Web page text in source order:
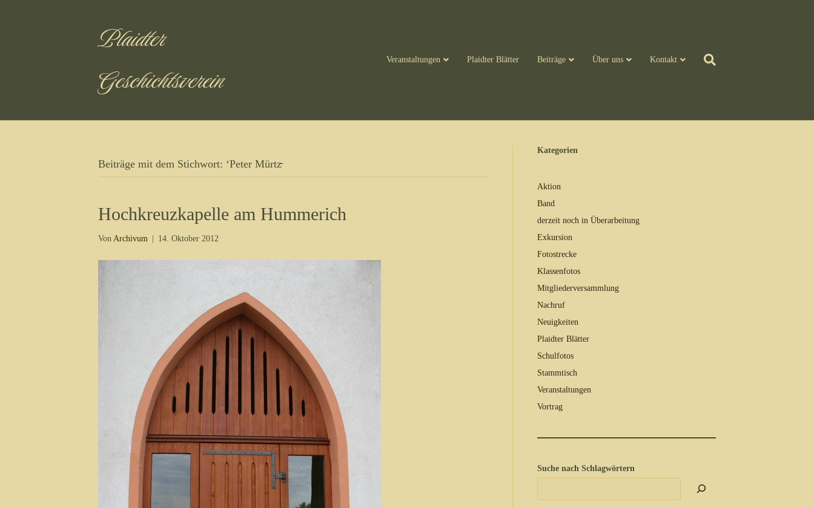
Plaidter
Geschichtsverein
Veranstaltungen Plaidter Blätter Beiträge Über uns Kontakt
Beiträge mit dem Stichwort: ‘Peter Mürtz̵
Hochkreuzkapelle am Hummerich
Von Archivum 14. Oktober 2012
Kategorien
Aktion
Band
derzeit noch in Überarbeitung
Exkursion
Fotostrecke
Klassenfotos
Mitgliederversammlung
Nachruf
Neuigkeiten
Plaidter Blätter
Schulfotos
Stammtisch
Veranstaltungen
Vortrag
Suche nach Schlagwörtern